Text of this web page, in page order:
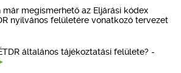
megismerhető az Eljárási kódex
nyilvános felületére vonatkozó tervezet
általános tájékoztatási felülete? -